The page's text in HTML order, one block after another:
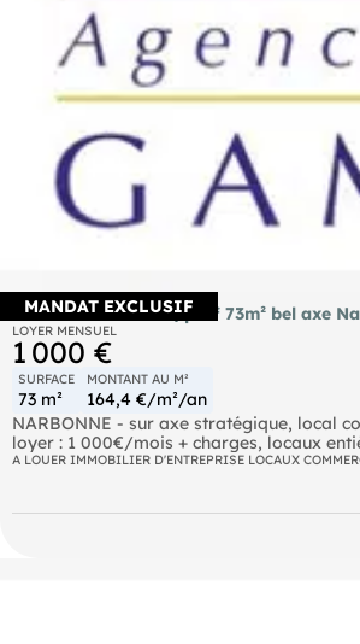
MANDAT EXCLUSIF
A louer local comm/prof 73m² bel axe
LOYER MENSUEL
1 000 €
SURFACE
73 m²
MONTANT AU M²
164,4 €/m²/an
NARBONNE - sur axe stratégique, local
loyer : 1 000€/mois + charges, locaux
A LOUER IMMOBILIER D'ENTREPRISE LOCAUX